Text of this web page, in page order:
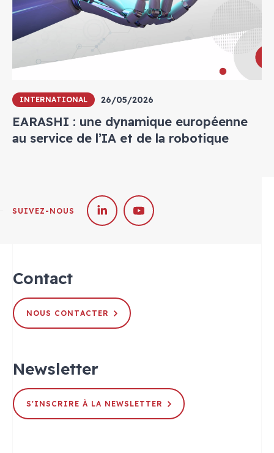
INTERNATIONAL 26/05/2026
EARASHI : une dynamique européenne
au service de l’IA et de la robotique
SUIVEZ-NOUS
Contact
NOUS CONTACTER
Newsletter
S'INSCRIRE À LA NEWSLETTER